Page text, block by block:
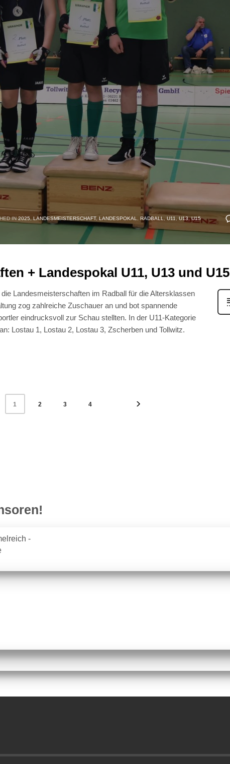
IN 2025,LANDESMEISTERSCHAFT, LANDESPOKAL, RADBALL, U11, U13,U15
+ Landespokal U11, U13 und U15
Landesmeisterschaften im Radball für die Altersklassen
zog zahlreiche Zuschauer an und bot spannende
eindrucksvoll zur Schau stellten. In der U11-Kategorie
Lostau 1, Lostau 2, Lostau 3, Zscherben und Tollwitz.
1 2 3 4